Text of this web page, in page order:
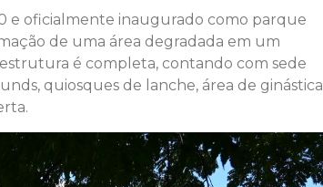
e oficialmente inaugurado como parque
de uma área degradada em um
é completa, contando com sede
quiosques de lanche, área de ginástica